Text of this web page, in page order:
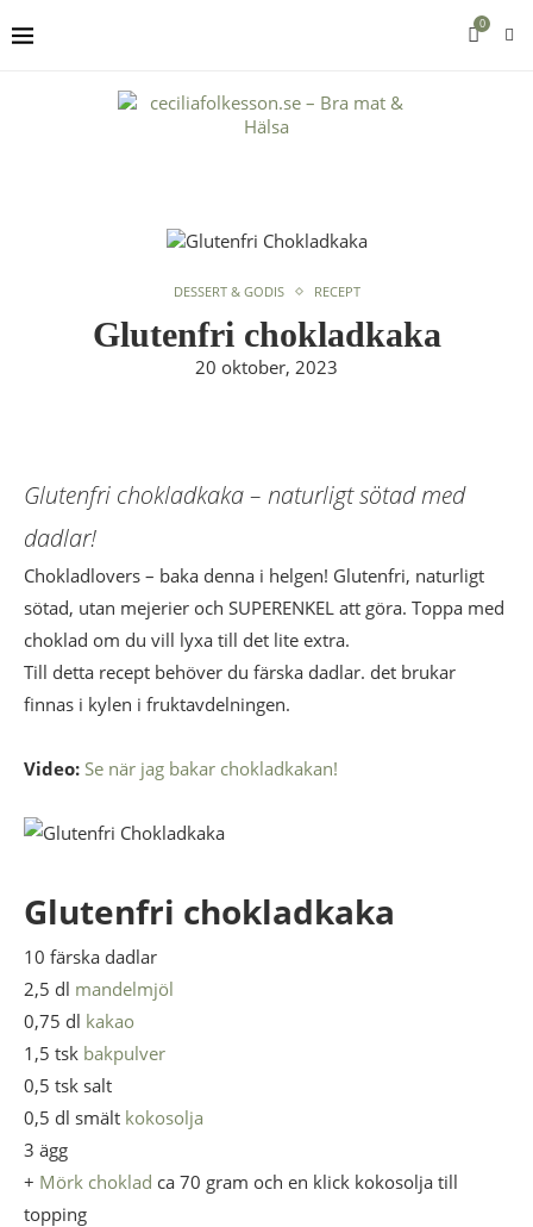
0
DESSERT & GODIS RECEPT
Glutenfri chokladkaka
20 oktober, 2023
Glutenfri chokladkaka – naturligt sötad med
dadlar!
Chokladlovers – baka denna i helgen! Glutenfri, naturligt
sötad, utan mejerier och SUPERENKEL att göra. Toppa med
choklad om du vill lyxa till det lite extra.
Till detta recept behöver du färska dadlar. det brukar
finnas i kylen i fruktavdelningen.
Video: Se när jag bakar chokladkakan!
Glutenfri chokladkaka
10 färska dadlar
2,5 dl mandelmjöl
0,75 dl kakao
1,5 tsk bakpulver
0,5 tsk salt
0,5 dl smält kokosolja
3 ägg
+ Mörk choklad ca 70 gram och en klick kokosolja till
topping